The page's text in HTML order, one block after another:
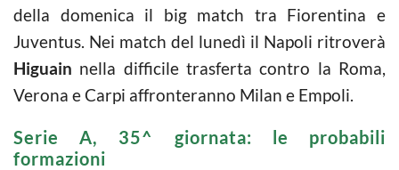
della domenica il big match tra Fiorentina e
Juventus. Nei match del lunedì il Napoli ritroverà
Higuain nella difficile trasferta contro la Roma,
Verona e Carpi affronteranno Milan e Empoli.
Serie A, 35^ giornata: le probabili
formazioni